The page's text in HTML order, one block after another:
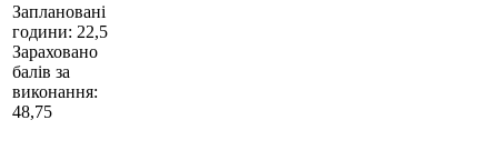
Заплановані
години: 22,5
Зараховано
балів за
виконання:
48,75